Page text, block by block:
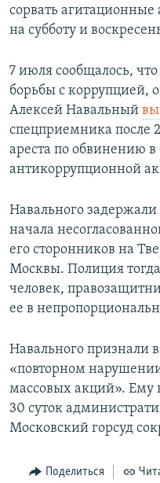
сорвать
на субботу и
7 июля сообщалось,
борьбы с коррупцией,
Алексей Навальный
спецприемника после
ареста по обвинению
антикоррупционной
Навального
начала
его сторонников на
Москвы. Полиция
человек,
ее в
Навального признали
«повторном
массовых акций». Ему
30 суток
Московский горсуд
Поделиться